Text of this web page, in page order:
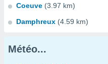
Coeuve (3.97 km)
Damphreux (4.59 km)
Météo...